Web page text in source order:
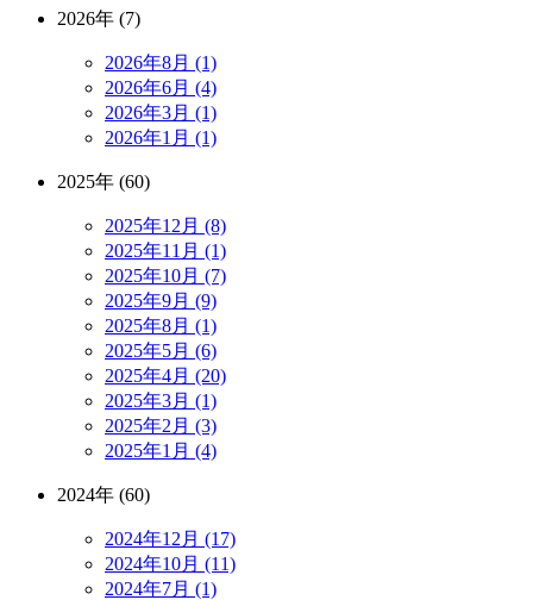
2026年 (7)
2026年8月 (1)
2026年6月 (4)
2026年3月 (1)
2026年1月 (1)
2025年 (60)
2025年12月 (8)
2025年11月 (1)
2025年10月 (7)
2025年9月 (9)
2025年8月 (1)
2025年5月 (6)
2025年4月 (20)
2025年3月 (1)
2025年2月 (3)
2025年1月 (4)
2024年 (60)
2024年12月 (17)
2024年10月 (11)
2024年7月 (1)